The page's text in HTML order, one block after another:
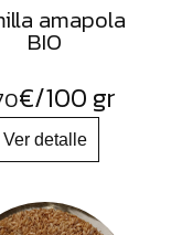
amapola
BIO
€/100 gr